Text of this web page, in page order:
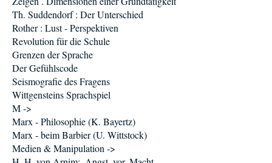
Th. Suddendorf : Der Unterschied
Rother : Lust - Perspektiven
Revolution für die Schule
Grenzen der Sprache
Der Gefühlscode
Seismografie des Fragens
Wittgensteins Sprachspiel
M ->
Marx - Philosophie (K. Bayertz)
Marx - beim Barbier (U. Wittstock)
Medien & Manipulation ->